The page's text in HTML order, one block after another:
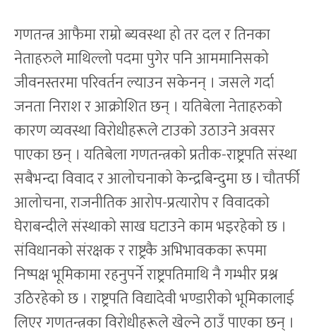
गणतन्त्र आफैमा राम्रो ब्यवस्था हो तर दल र तिनका
नेताहरुले माथिल्लो पदमा पुगेर पनि आममानिसको
जीवनस्तरमा परिवर्तन ल्याउन सकेनन् । जसले गर्दा
जनता निराश र आक्रोशित छन् । यतिबेला नेताहरुको
कारण व्यवस्था विरोधीहरूले टाउको उठाउने अवसर
पाएका छन् । यतिबेला गणतन्त्रको प्रतीक-राष्ट्रपति संस्था
सबैभन्दा विवाद र आलोचनाको केन्द्रबिन्दुमा छ l चौतर्फी
आलोचना, राजनीतिक आरोप-प्रत्यारोप र विवादको
घेराबन्दीले संस्थाको साख घटाउने काम भइरहेको छ ।
संविधानको संरक्षक र राष्ट्रकै अभिभावकका रूपमा
निष्पक्ष भूमिकामा रहनुपर्ने राष्ट्रपतिमाथि नै गम्भीर प्रश्न
उठिरहेको छ । राष्ट्रपति विद्यादेवी भण्डारीको भूमिकालाई
लिएर गणतन्त्रका विरोधीहरूले खेल्ने ठाउँ पाएका छन् ।